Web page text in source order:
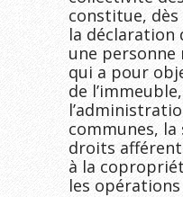
constitue,
la déclaration
une personne
qui a pour
de
communes, la
droits
à la
les